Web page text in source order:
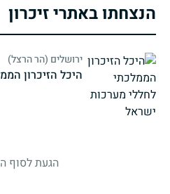
הנצחתו באתרי זיכרון
ירושלים (הר הרצל)
היכל הזיכרון
הגעת לסוף